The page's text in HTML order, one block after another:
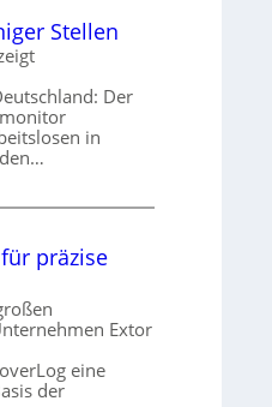
Stellen
Der
in
präzise
Extor
eine
der